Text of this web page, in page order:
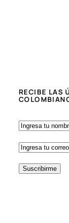
RECIBE LAS